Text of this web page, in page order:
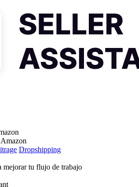
Dropshipping
mejorar tu flujo de trabajo